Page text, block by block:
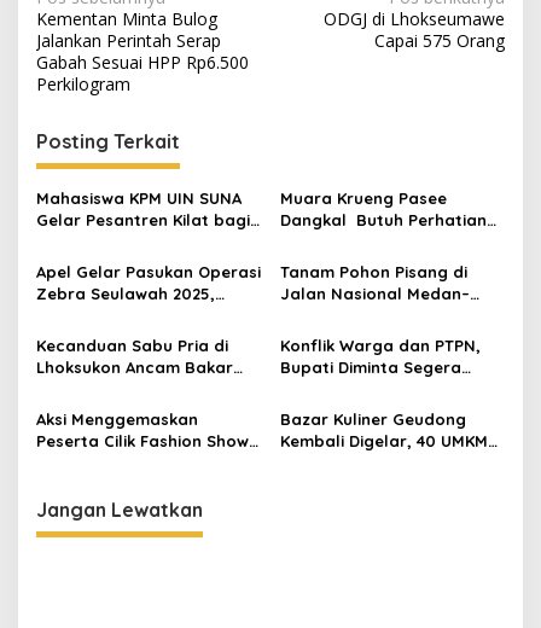
a
v
i
g
a
s
i
p
o
s
Kementan Minta Bulog
Jalankan Perintah Serap
Gabah Sesuai HPP Rp6.500
Perkilogram
ODGJ di Lhokseumawe
Capai 575 Orang
Posting Terkait
Mahasiswa KPM UIN SUNA
Gelar Pesantren Kilat bagi
Kereutou
Muara Krueng Pasee
Dangkal Butuh Perhatian
Apel Gelar Pasukan Operasi
Zebra Seulawah 2025,
Tanam Pohon Pisang di
Jalan Nasional Medan–
Berlubang Picu Kecelakaan
Kecanduan Sabu Pria di
Lhoksukon Ancam Bakar
Konflik Warga dan PTPN,
Bupati Diminta Segera
Aksi Menggemaskan
Peserta Cilik Fashion Show
Bazar Kuliner Geudong
Kembali Digelar, 40 UMKM
Jangan Lewatkan